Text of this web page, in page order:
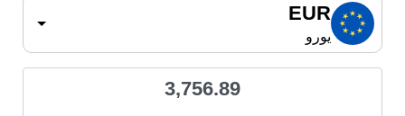
EUR
يورو
3,756.89